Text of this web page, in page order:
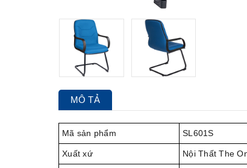
MÔ TẢ
Mã sản phẩm SL601S
Xuất xứ Nội Thất The